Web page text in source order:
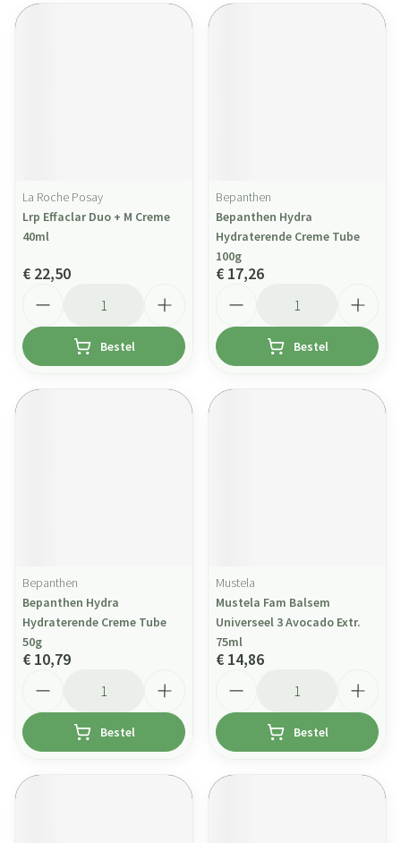
La Roche Posay
Lrp Effaclar Duo + M Creme
40ml
€ 22,50
Bestel
Bepanthen
Bepanthen Hydra
Hydraterende Creme Tube
100g
€ 17,26
Bestel
Bepanthen
Bepanthen Hydra
Hydraterende Creme Tube
50g
€ 10,79
Bestel
Mustela
Mustela Fam Balsem
Universeel 3 Avocado Extr.
75ml
€ 14,86
Bestel